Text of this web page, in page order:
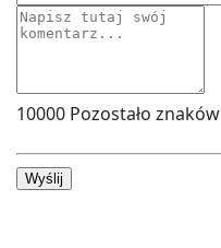
10000 Pozostało znaków
Wyślij